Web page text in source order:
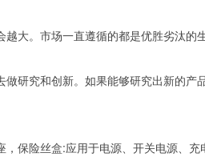
大。市场一直遵循的都是优胜劣汰的
研究和创新。如果能够研究出新的产
保险丝盒:应用于电源、开关电源、